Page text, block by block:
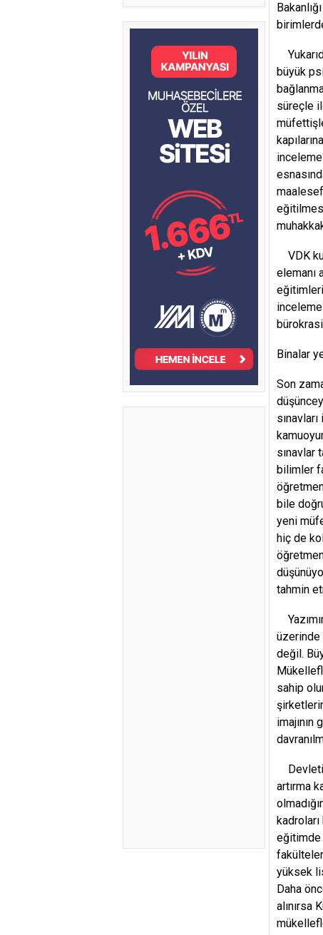
büyük
süreçle
VDK
elemanı
Binalar
Son
sınavlar
bilimler
bile
yeni
hiç de
tahmin
üzerinde
değil.
sahip
artırma
eğitimde
yüksek
Daha
alınırsa